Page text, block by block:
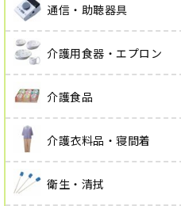
通信・助聴器具
介護用食器・エプロン
介護食品
介護衣料品・寝間着
衛生・清拭